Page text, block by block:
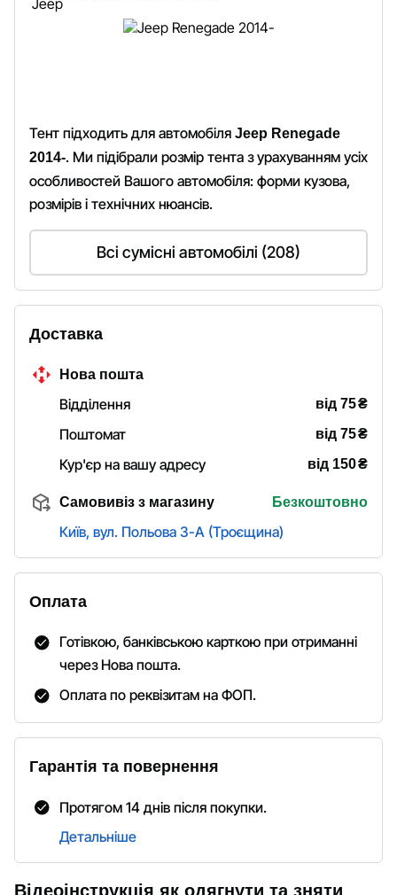
Відеоінструкція як одягнути та зняти
Тент підходить для автомобіля Jeep Renegade
2014-. Ми підібрали розмір тента з урахуванням усіх
особливостей Вашого автомобіля: форми кузова,
розмірів і технічних нюансів.
Всі сумісні автомобілі (208)
Доставка
Нова пошта
Відділення від 75₴
Поштомат
від 75₴
Кур'єр на вашу адресу
від 150₴
Самовивіз з магазину Безкоштовно
Київ, вул. Польова 3-А (Троєщина)
Оплата
Готівкою, банківською карткою при отриманні
через Нова пошта.
Оплата по реквізитам на ФОП.
Гарантія та повернення
Протягом 14 днів після покупки.
Детальніше